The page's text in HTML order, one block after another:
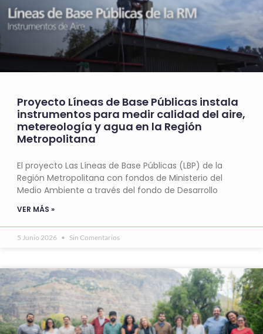
Proyecto Líneas de Base Públicas instala
instrumentos para medir calidad del aire,
metereología y agua en la Región
Metropolitana
El proyecto Las Líneas de Base Públicas (LBP) de la
Región Metropolitana con fondos de Ministerio del
Medio Ambiente a través del fondo de Desarrollo
VER MÁS »
5 Junio 2026 Sin Comentarios